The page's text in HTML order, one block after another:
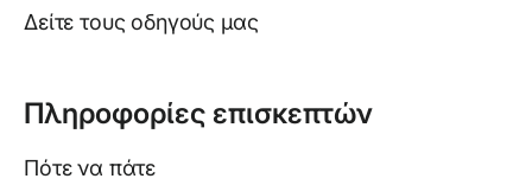
Δείτε τους οδηγούς μας
Πληροφορίες επισκεπτών
Πότε να πάτε